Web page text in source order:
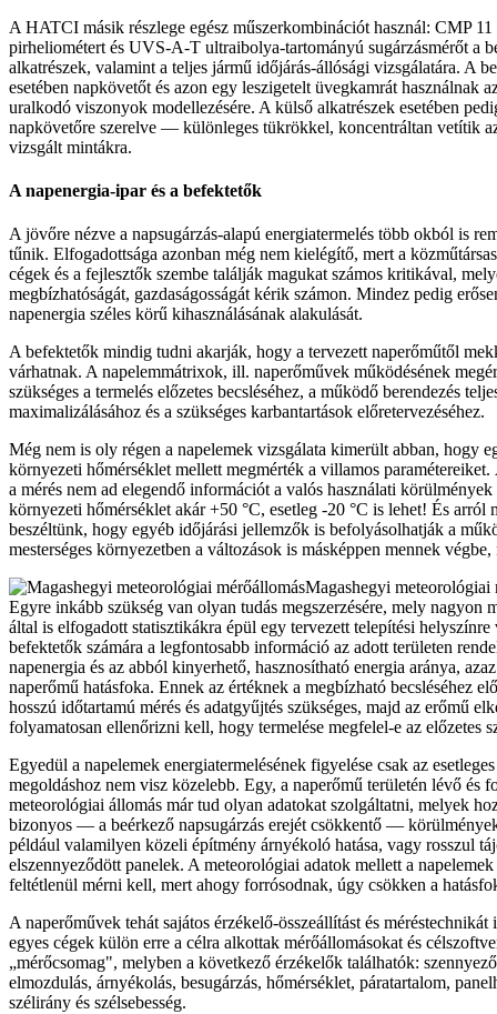
A HATCI másik részlege egész műszerkombinációt használ: CMP
pirheliométert és UVS-A-T ultraibolya-tartományú sugárzásmérőt a
alkatrészek, valamint a teljes jármű időjárás-állósági vizsgálatára. A
esetében napkövetőt és azon egy leszigetelt üvegkamrát használnak
uralkodó viszonyok modellezésére. A külső alkatrészek esetében
napkövetőre szerelve — különleges tükrökkel, koncentráltan vetítik
vizsgált mintákra.
A napenergia-ipar és a befektetők
A jövőre nézve a napsugárzás-alapú energiatermelés több okból is
tűnik. Elfogadottsága azonban még nem kielégítő, mert a
cégek és a fejlesztők szembe találják magukat számos kritikával,
megbízhatóságát, gazdaságosságát kérik számon. Mindez pedig
napenergia széles körű kihasználásának alakulását.
A befektetők mindig tudni akarják, hogy a tervezett naperőműtől
várhatnak. A napelemmátrixok, ill. naperőművek működésének
szükséges a termelés előzetes becsléséhez, a működő berendezés
maximalizálásához és a szükséges karbantartások előretervezéséhez.
Még nem is oly régen a napelemek vizsgálata kimerült abban, hogy
környezeti hőmérséklet mellett megmérték a villamos
a mérés nem ad elegendő információt a valós használati körülmények
környezeti hőmérséklet akár +50 °C, esetleg -20 °C is lehet! És arról
beszéltünk, hogy egyéb időjárási jellemzők is befolyásolhatják a
mesterséges környezetben a változások is másképpen mennek
Magashegyi meteorológiai
Egyre inkább szükség van olyan tudás megszerzésére, mely nagyon
által is elfogadott statisztikákra épül egy tervezett telepítési
befektetők számára a legfontosabb információ az adott területen
napenergia és az abból kinyerhető, hasznosítható energia aránya,
naperőmű hatásfoka. Ennek az értéknek a megbízható becsléséhez
hosszú időtartamú mérés és adatgyűjtés szükséges, majd az erőmű
folyamatosan ellenőrizni kell, hogy termelése megfelel-e az előzetes
Egyedül a napelemek energiatermelésének figyelése csak az
megoldáshoz nem visz közelebb. Egy, a naperőmű területén lévő és
meteorológiai állomás már tud olyan adatokat szolgáltatni, melyek
bizonyos — a beérkező napsugárzás erejét csökkentő —
például valamilyen közeli építmény árnyékoló hatása, vagy rosszul
elszennyeződött panelek. A meteorológiai adatok mellett a
feltétlenül mérni kell, mert ahogy forrósodnak, úgy csökken a
A naperőművek tehát sajátos érzékelő-összeállítást és méréstechnikát
egyes cégek külön erre a célra alkottak mérőállomásokat és
„mérőcsomag", melyben a következő érzékelők találhatók:
elmozdulás, árnyékolás, besugárzás, hőmérséklet, páratartalom,
szélirány és szélsebesség.